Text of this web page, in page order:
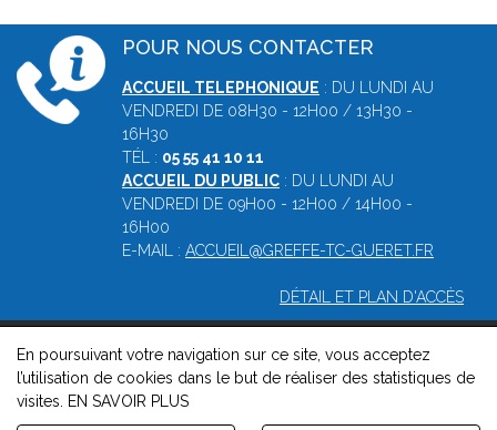
POUR NOUS CONTACTER
ACCUEIL TELEPHONIQUE : DU LUNDI AU
VENDREDI DE 08H30 - 12H00 / 13H30 -
16H30
TÉL : 05 55 41 10 11
ACCUEIL DU PUBLIC : DU LUNDI AU
VENDREDI DE 09H00 - 12H00 / 14H00 -
16H00
E-MAIL : ACCUEIL@GREFFE-TC-GUERET.FR
DÉTAIL ET PLAN D'ACCÈS
© 2026, Greffe du tribunal de commerce de Guéret -Mentions
légales-Contact -Gestion des cookies -Politique de
confidentialité et de cookies
En poursuivant votre navigation sur ce site, vous acceptez
l’utilisation de cookies dans le but de réaliser des statistiques de
visites.
EN SAVOIR PLUS